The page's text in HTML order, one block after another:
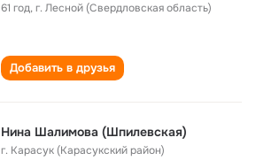
61 год,г. Лесной (Свердловская область)
Добавить в друзья
Нина Шалимова (Шпилевская)
г. Карасук (Карасукский район)